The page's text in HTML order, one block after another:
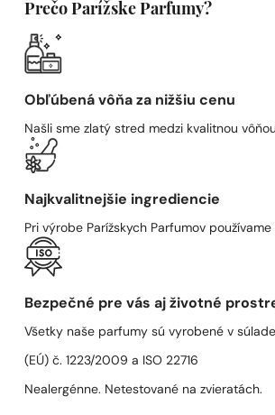
Prečo Parížske Parfumy?
Obľúbená vôňa za nižšiu cenu
Našli sme zlatý stred medzi kvalitnou
Najkvalitnejšie ingrediencie
Pri výrobe Parížskych Parfumov
Bezpečné pre vás aj životné
Všetky naše parfumy sú vyrobené v
(EÚ) č. 1223/2009 a ISO 22716
Nealergénne. Netestované na zvieratách.